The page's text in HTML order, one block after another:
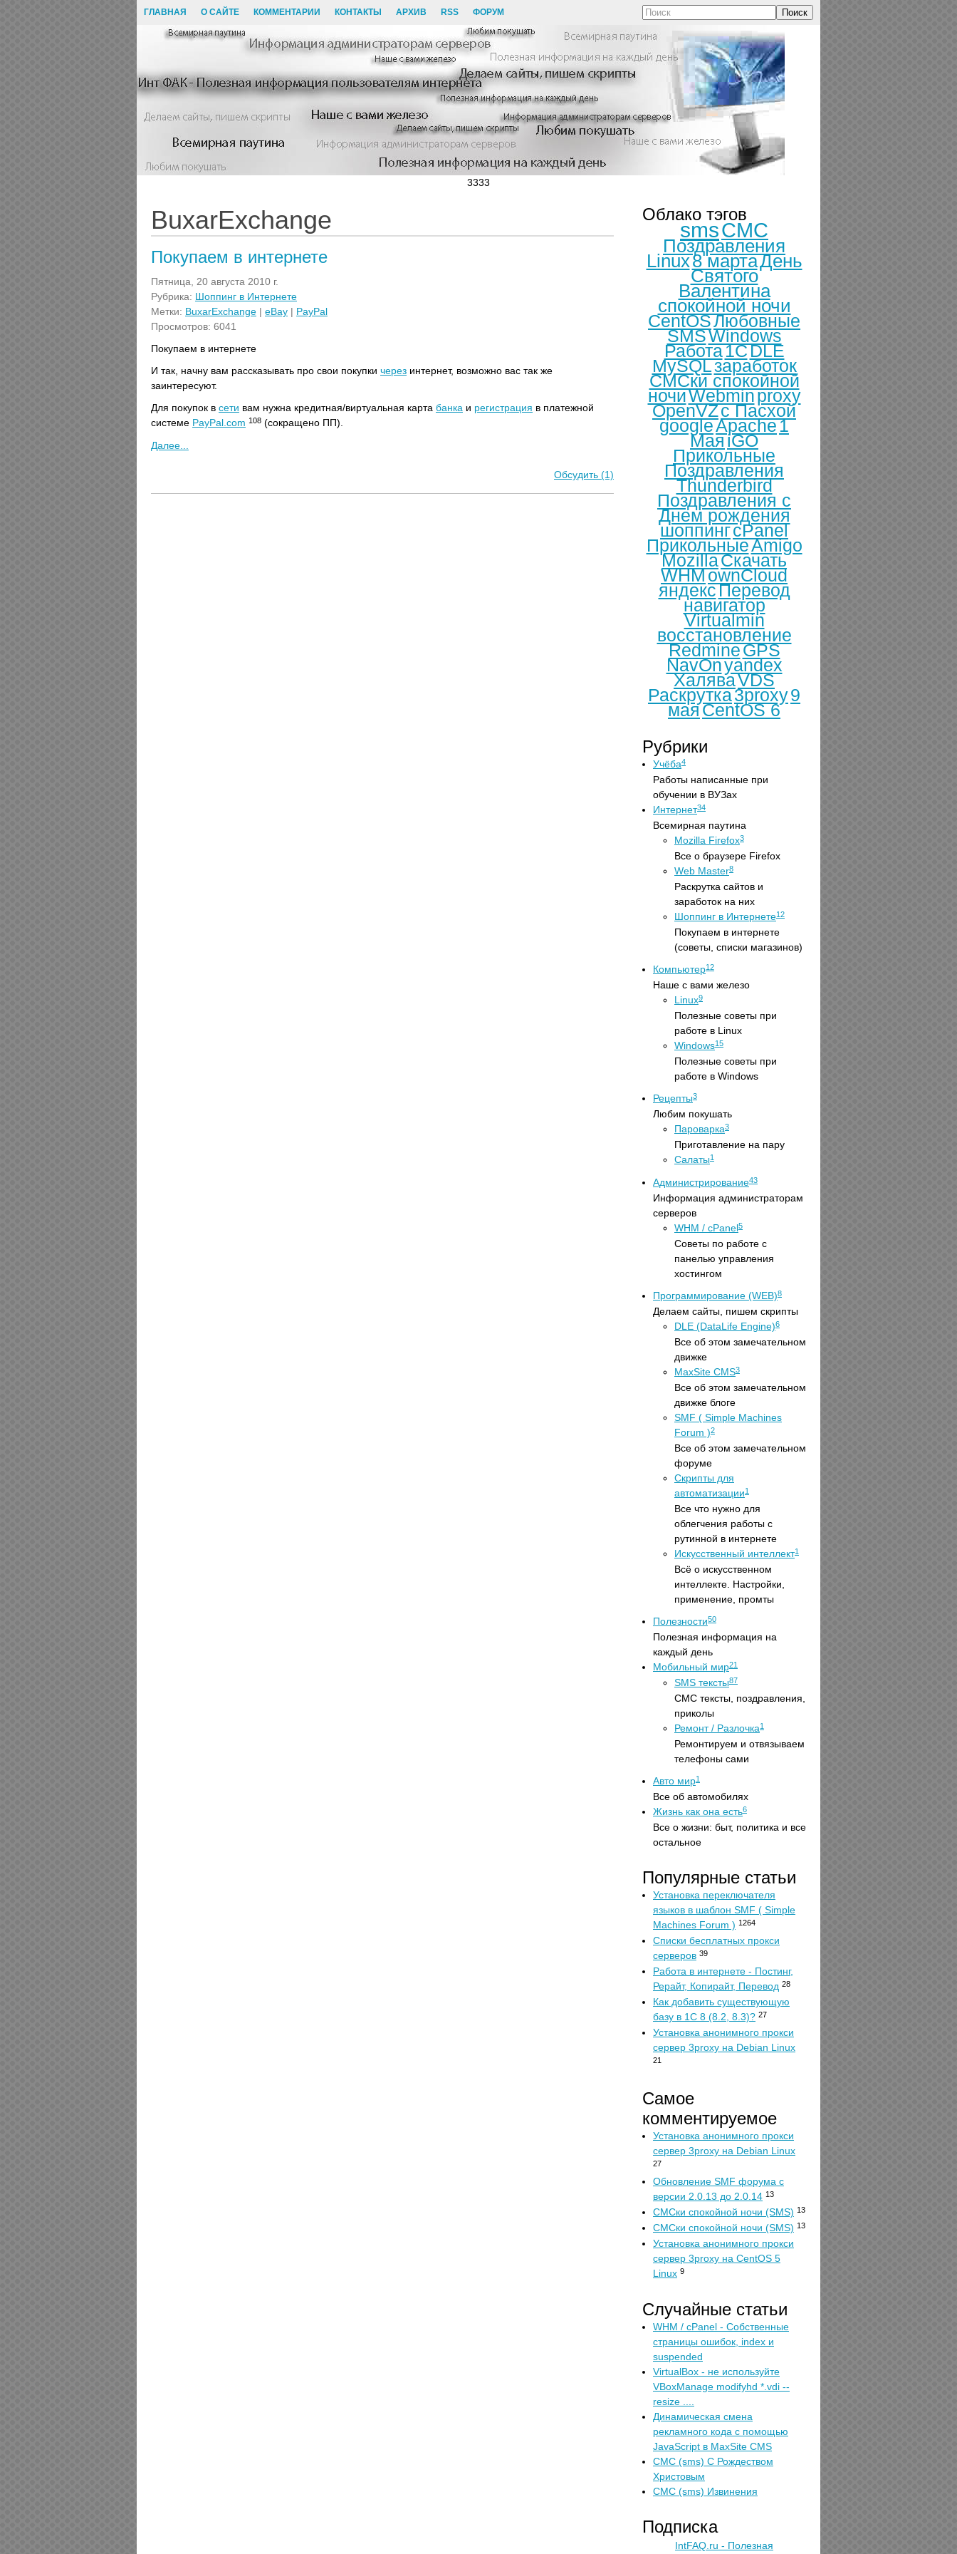
ГЛАВНАЯ О САЙТЕ КОММЕНТАРИИ КОНТАКТЫ АРХИВ RSS ФОРУМ Поиск
3333
BuxarExchange
Покупаем в интернете
Пятница, 20 августа 2010 г.
Рубрика: Шоппинг в Интернете
Метки: BuxarExchange | eBay | PayPal
Просмотров: 6041
Покупаем в интернете
И так, начну вам рассказывать про свои покупки через интернет, возможно вас так же
заинтересуют.
Для покупок в сети вам нужна кредитная/виртуальная карта банка и регистрация в платежной
системе PayPal.com 108 (сокращено ПП).
Далее...
Обсудить (1)
Облако тэгов
smsСМС
Поздравления
Linux8 мартаДень
Святого
Валентина
спокойной ночи
CentOSЛюбовные
SMSWindows
Работа1СDLE
MySQLзаработок
СМСки спокойной
ночиWebminproxy
OpenVZс Пасхой
googleApache1
МаяiGO
Прикольные
Поздравления
Thunderbird
Поздравления с
Днем рождения
шоппингcPanel
ПрикольныеAmigo
MozillaСкачать
WHMownCloud
яндексПеревод
навигатор
Virtualmin
восстановление
RedmineGPS
NavOnyandex
ХаляваVDS
Раскрутка3proxy9
маяCentOS 6
Рубрики
Учёба4
Работы написанные при
обучении в ВУЗах
Интернет34
Всемирная паутина
Mozilla Firefox3
Все о браузере Firefox
Web Master8
Раскрутка сайтов и
заработок на них
Шоппинг в Интернете12
Покупаем в интернете
(советы, списки магазинов)
Компьютер12
Наше с вами железо
Linux9
Полезные советы при
работе в Linux
Windows15
Полезные советы при
работе в Windows
Рецепты3
Любим покушать
Пароварка3
Приготавление на пару
Салаты1
Администрирование43
Информация администраторам
серверов
WHM / cPanel5
Советы по работе с
панелью управления
хостингом
Программирование (WEB)8
Делаем сайты, пишем скрипты
DLE (DataLife Engine)6
Все об этом замечательном
движке
MaxSite CMS3
Все об этом замечательном
движке блоге
SMF ( Simple Machines
Forum )2
Все об этом замечательном
форуме
Скрипты для
автоматизации1
Все что нужно для
облегчения работы с
рутинной в интернете
Искусственный интеллект1
Всё о искусственном
интеллекте. Настройки,
применение, промты
Полезности50
Полезная информация на
каждый день
Мобильный мир21
SMS тексты87
СМС тексты, поздравления,
приколы
Ремонт / Разлочка1
Ремонтируем и отвязываем
телефоны сами
Авто мир1
Все об автомобилях
Жизнь как она есть6
Все о жизни: быт, политика и все
остальное
Популярные статьи
Установка переключателя
языков в шаблон SMF ( Simple
Machines Forum ) 1264
Списки бесплатных прокси
серверов 39
Работа в интернете - Постинг,
Рерайт, Копирайт, Перевод 28
Как добавить существующую
базу в 1С 8 (8.2, 8.3)? 27
Установка анонимного прокси
сервер 3proxy на Debian Linux
21
Самое
комментируемое
Установка анонимного прокси
сервер 3proxy на Debian Linux
27
Обновление SMF форума с
версии 2.0.13 до 2.0.14 13
СМСки спокойной ночи (SMS) 13
СМСки спокойной ночи (SMS) 13
Установка анонимного прокси
сервер 3proxy на CentOS 5
Linux 9
Случайные статьи
WHM / cPanel - Собственные
страницы ошибок, index и
suspended
VirtualBox - не используйте
VBoxManage modifyhd *.vdi --
resize ....
Динамическая смена
рекламного кода с помощью
JavaScript в MaxSite CMS
СМС (sms) С Рождеством
Христовым
СМС (sms) Извинения
Подписка
IntFAQ.ru - Полезная